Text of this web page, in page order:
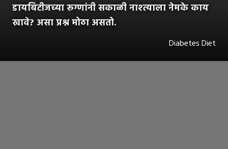
डायबिटीजच्या रूग्णांनी सकाळी नाश्त्याला नेमके काय
खावे? असा प्रश्न मोठा असतो.
Diabetes Diet